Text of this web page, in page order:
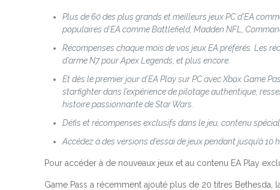
Plus de 60 des plus grands et meilleurs jeux PC d’EA
populaires d’EA comme Battlefield, Madden NFL,
Récompenses chaque mois de vos jeux EA préférés. Les
d’arme N7 pour Apex Legends, et plus encore.
Et dès le premier jour d’EA Play sur PC avec Xbox Game
starfighter dans l’expérience de pilotage authentique,
histoire passionnante de Star Wars.
Défis et récompenses exclusifs dans le jeu, contenu
Accédez à des versions d’essai de jeux pendant jusqu’à
Pour accéder à de nouveaux jeux et au contenu EA Play
Game Pass a récemment ajouté plus de 20 titres